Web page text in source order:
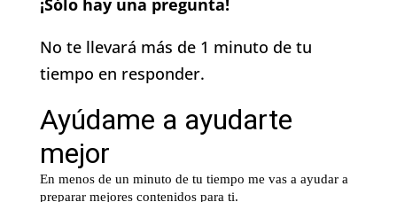
¡Sólo hay una pregunta!
No te llevará más de 1 minuto de tu
tiempo en responder.